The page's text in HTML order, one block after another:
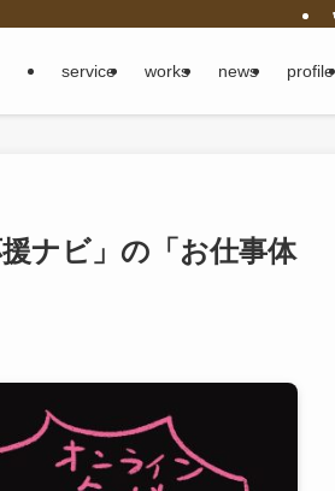
service works news profile
ナビ」の「お仕事体